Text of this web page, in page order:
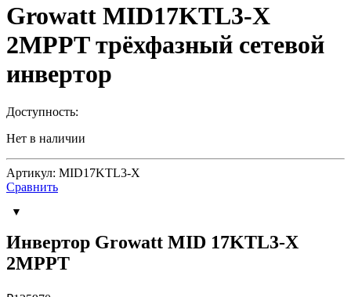
Growatt MID17KTL3-X
2MPPT трёхфазный сетевой
инвертор
Доступность:
Нет в наличии
Артикул: MID17KTL3-X
Сравнить
Инвертор Growatt MID 17KTL3-X
2MPPT